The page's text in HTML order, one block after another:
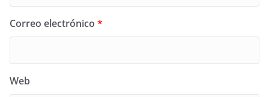
Correo electrónico *
Web